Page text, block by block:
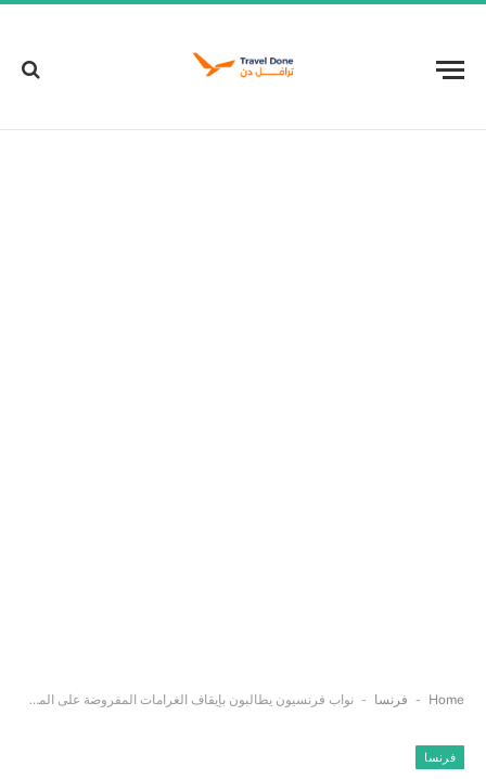
Home
- فرنسا - نواب فرنسيون يطالبون بإيقاف الغرامات المفروضة على المشي في الغابات الخاصة
فرنسا